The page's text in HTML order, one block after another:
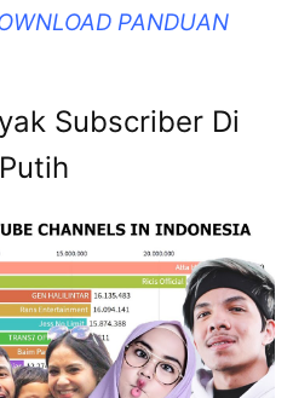
PANDUAN
Subscriber Di